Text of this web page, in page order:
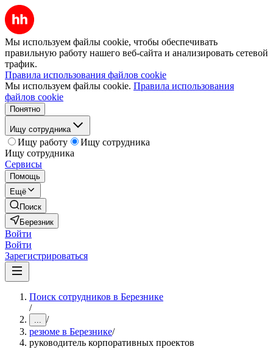
Мы используем файлы cookie, чтобы обеспечивать
правильную работу нашего веб-сайта и анализировать сетевой
трафик.
Правила использования файлов cookie
Мы используем файлы cookie. Правила использования
файлов cookie
Понятно
Ищу сотрудника
Ищу работу
Ищу сотрудника
Ищу сотрудника
Сервисы
Помощь
Ещё
Поиск
Березник
Войти
Войти
Зарегистрироваться
Поиск сотрудников в Березнике
/
... /
резюме в Березнике/
руководитель корпоративных проектов